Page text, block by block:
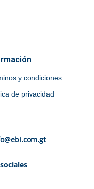
y condiciones
de privacidad